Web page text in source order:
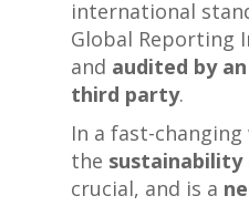
international
Global Reporting
and audited by
third party.
In a fast-
the sustainability
crucial, and is a